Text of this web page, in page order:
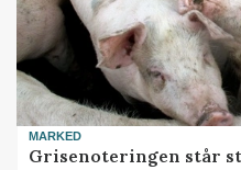
MARKED
Grisenoteringen står